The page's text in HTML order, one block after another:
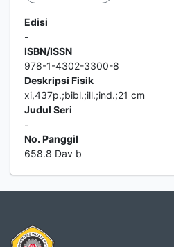
Edisi
-
ISBN/ISSN
978-1-4302-3300-8
Deskripsi Fisik
xi,437p.;bibl.;ill.;ind.;21 cm
Judul Seri
-
No. Panggil
658.8 Dav b